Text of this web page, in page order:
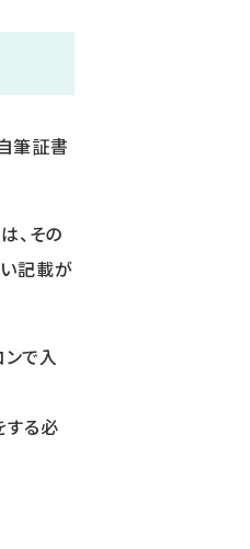
筆証書
、その
記載が
で入
する必